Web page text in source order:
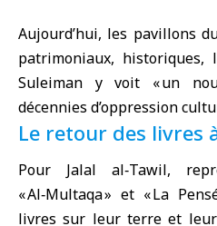
Aujourd’hui, les pavillons
patrimoniaux,
Suleiman y voit « un
décennies d’oppression
Le retour des livres
Pour Jalal al‑Tawil,
« Al‑Multaqa » et « La
livres sur leur terre et leur